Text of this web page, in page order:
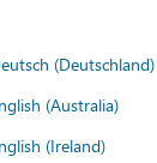
(Deutschland)
(Australia)
(Ireland)